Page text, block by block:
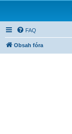
FAQ
Obsah fóra